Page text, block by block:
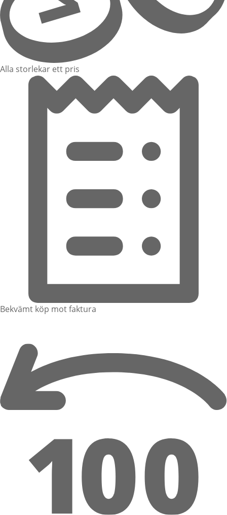
Alla storlekar ett pris
Bekvämt köp mot faktura